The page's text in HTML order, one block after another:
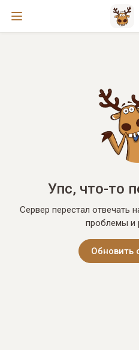
Упс, что-то
Сервер перестал отвечать
проблемы и
Обновить